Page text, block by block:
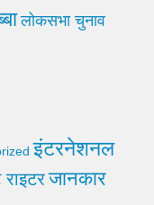
लोकसभा चुनाव
इंटरनेशनल
जानकार